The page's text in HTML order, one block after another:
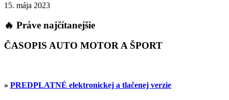
15. mája 2023
🔥 Práve najčítanejšie
ČASOPIS AUTO MOTOR A ŠPORT
» PREDPLATNÉ elektronickej a tlačenej verzie